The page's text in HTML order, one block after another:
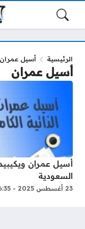
الرئيسية أسيل عمران
أسيل عمران
أسيل عمران
السعودية
23 أغسطس 2025 - 6:35ص